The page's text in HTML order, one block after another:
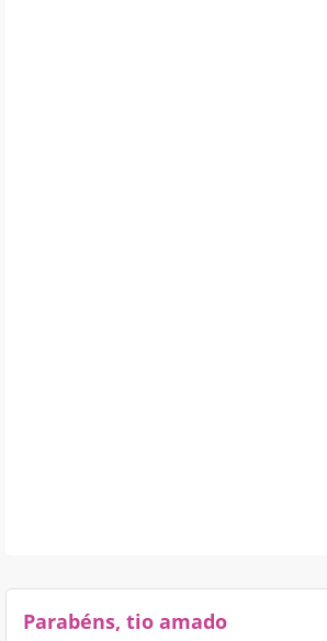
Parabéns, tio amado